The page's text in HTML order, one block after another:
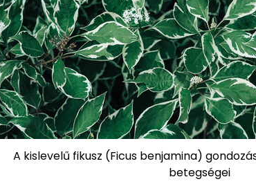
A kislevelű fikusz (Ficus benjamina)
betegségei